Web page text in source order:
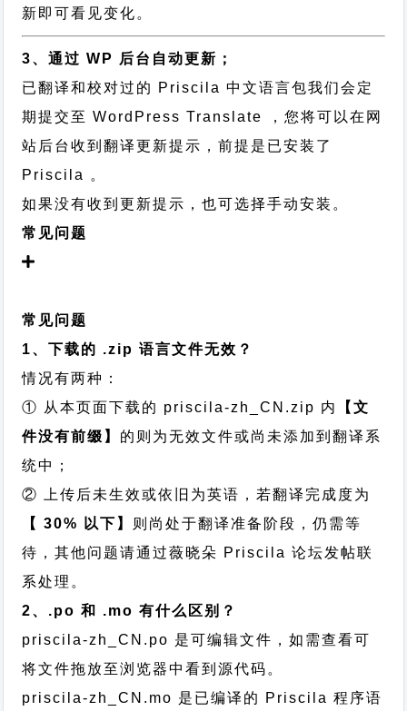
新即可看见变化。
3、通过 WP 后台自动更新；
已翻译和校对过的 Priscila 中文语言包我们会定
期提交至 WordPress Translate ，您将可以在网
站后台收到翻译更新提示，前提是已安装了
Priscila 。
如果没有收到更新提示，也可选择手动安装。
常见问题
常见问题
1、下载的 .zip 语言文件无效？
情况有两种：
① 从本页面下载的 priscila-zh_CN.zip 内
【文
件没有前缀】 的则为无效文件或尚未添加到翻译系
统中；
② 上传后未生效或依旧为英语，若翻译完成度为
【 30% 以下】 则尚处于翻译准备阶段，仍需等
待，其他问题请通过薇晓朵 Priscila 论坛发帖联
系处理。
2、.po 和 .mo 有什么区别？
priscila-zh_CN.po 是可编辑文件，如需查看可
将文件拖放至浏览器中看到源代码。
priscila-zh_CN.mo 是已编译的 Priscila 程序语